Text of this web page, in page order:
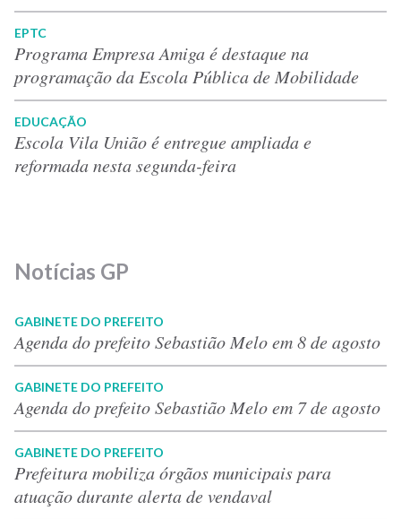
EPTC
Programa Empresa Amiga é destaque na
programação da Escola Pública de Mobilidade
EDUCAÇÃO
Escola Vila União é entregue ampliada e
reformada nesta segunda-feira
Notícias GP
GABINETE DO PREFEITO
Agenda do prefeito Sebastião Melo em 8 de agosto
GABINETE DO PREFEITO
Agenda do prefeito Sebastião Melo em 7 de agosto
GABINETE DO PREFEITO
Prefeitura mobiliza órgãos municipais para
atuação durante alerta de vendaval